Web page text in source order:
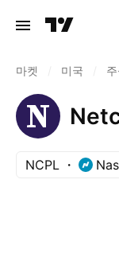
마켓 미국
NCPL